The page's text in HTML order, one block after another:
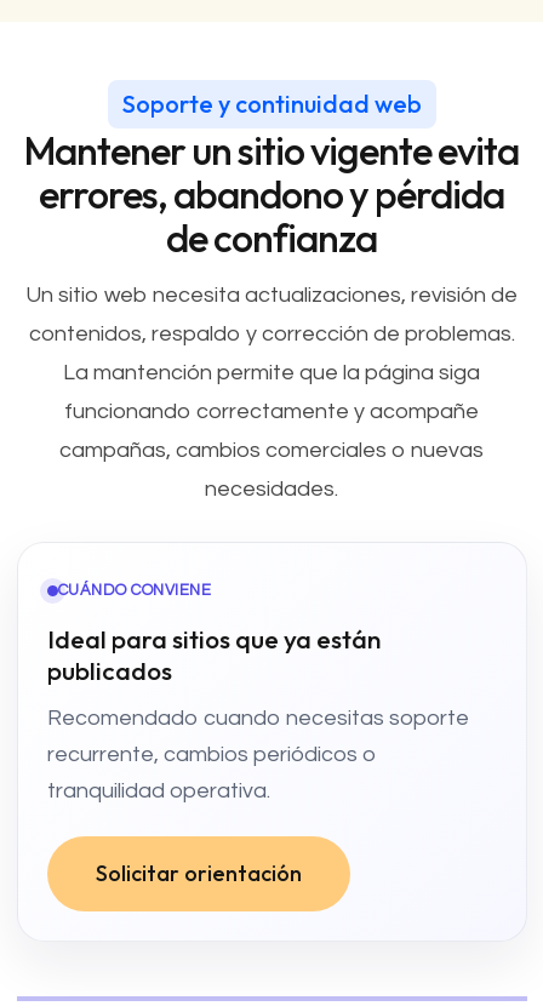
Soporte y continuidad web
Mantener un sitio vigente evita
errores, abandono y pérdida
de confianza
Un sitio web necesita actualizaciones, revisión de
contenidos, respaldo y corrección de problemas.
La mantención permite que la página siga
funcionando correctamente y acompañe
campañas, cambios comerciales o nuevas
necesidades.
CUÁNDO CONVIENE
Ideal para sitios que ya están
publicados
Recomendado cuando necesitas soporte
recurrente, cambios periódicos o
tranquilidad operativa.
Solicitar orientación